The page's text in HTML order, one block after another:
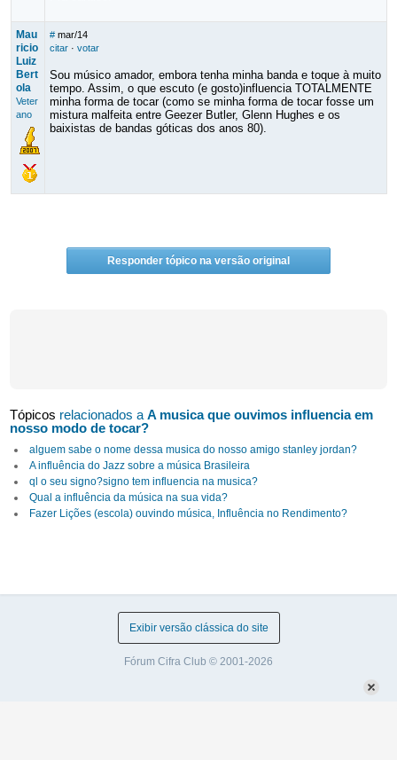
Mau
ricio
Luiz
Bert
ola
Veter
ano
# mar/14
citar· votar
Sou músico amador, embora tenha minha banda e toque à muito
tempo. Assim, o que escuto (e gosto)influencia TOTALMENTE
minha forma de tocar (como se minha forma de tocar fosse um
mistura malfeita entre Geezer Butler, Glenn Hughes e os
baixistas de bandas góticas dos anos 80).
Responder tópico na versão original
Tópicos relacionados aA musica que ouvimos influencia em
nosso modo de tocar?
alguem sabe o nome dessa musica do nosso amigo stanley jordan?
A influência do Jazz sobre a música Brasileira
ql o seu signo?signo tem influencia na musica?
Qual a influência da música na sua vida?
Fazer Lições (escola) ouvindo música, Influência no Rendimento?
Exibir versão clássica do site
Fórum Cifra Club © 2001-2026